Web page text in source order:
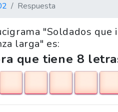
Respuesta
"Soldados que
larga" es:
que tiene 8